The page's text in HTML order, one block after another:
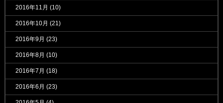
2016年11月 (10)
2016年10月 (21)
2016年9月 (23)
2016年8月 (10)
2016年7月 (18)
2016年6月 (23)